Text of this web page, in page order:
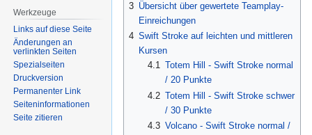
3 Übersicht über gewertete Teamplay-
Einreichungen
4 Swift Stroke auf leichten und mittleren
Kursen
4.1 Totem Hill - Swift Stroke normal
/ 20 Punkte
4.2 Totem Hill - Swift Stroke schwer
/ 30 Punkte
4.3 Volcano - Swift Stroke normal /
Werkzeuge
Links auf diese Seite
Änderungen an
verlinkten Seiten
Spezialseiten
Druckversion
Permanenter Link
Seiten­­informationen
Seite zitieren